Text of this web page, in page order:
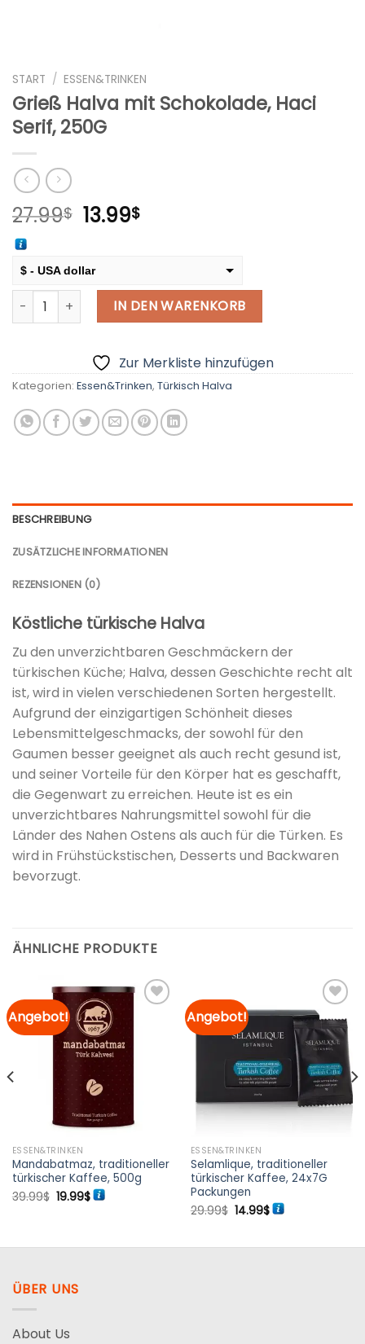
START / ESSEN&TRINKEN
Grieß Halva mit Schokolade, Haci
Serif, 250G
27.99$ Ursprünglicher
27.99$
13.99$Aktueller
$ - USA dollar
€ - European Euro
Grieß Halva mit Schokolade, Haci Serif, 250G Menge
IN DEN WARENKORB
Zur Merkliste hinzufügen
Kategorien: Essen&Trinken, Türkisch Halva
BESCHREIBUNG
ZUSÄTZLICHE INFORMATIONEN
REZENSIONEN (0)
Köstliche türkische Halva
Zu den unverzichtbaren Geschmäckern der
türkischen Küche; Halva, dessen Geschichte recht alt
ist, wird in vielen verschiedenen Sorten hergestellt.
Aufgrund der einzigartigen Schönheit dieses
Lebensmittelgeschmacks, der sowohl für den
Gaumen besser geeignet als auch recht gesund ist,
und seiner Vorteile für den Körper hat es geschafft,
die Gegenwart zu erreichen. Heute ist es ein
unverzichtbares Nahrungsmittel sowohl für die
Länder des Nahen Ostens als auch für die Türken. Es
wird in Frühstückstischen, Desserts und Backwaren
bevorzugt.
ÄHNLICHE PRODUKTE
Angebot!
Merkliste
hinzufügen
ESSEN&TRINKEN
Mandabatmaz, traditioneller
türkischer Kaffee, 500g
39.99$ Ursprünglicher
Preis
19.99$Aktueller
Preis
Angebot!
Zur
Merkliste
hinzufügen
ESSEN&TRINKEN
Selamlique, traditioneller
türkischer Kaffee, 24x7G
Packungen
29.99$ Ursprünglicher
Preis
14.99$Aktueller
Preis
ÜBER UNS
About Us